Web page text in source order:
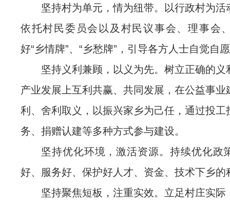
坚持村为单元，情为纽带。以行政村为活
依托村民委员会以及村民议事会、理事会
好“乡情牌”、“乡愁牌”，引导各方人士自觉自
坚持义利兼顾，以义为先。树立正确的义
产业发展上互利共赢、共同发展，在公益事业
利、舍利取义，以振兴家乡为己任，通过投工
务、捐赠认建等多种方式参与建设。
坚持优化环境，激活资源。持续优化政
好、服务好、保护好人才、资金、技术下乡的
坚持聚焦短板，注重实效。立足村庄实际